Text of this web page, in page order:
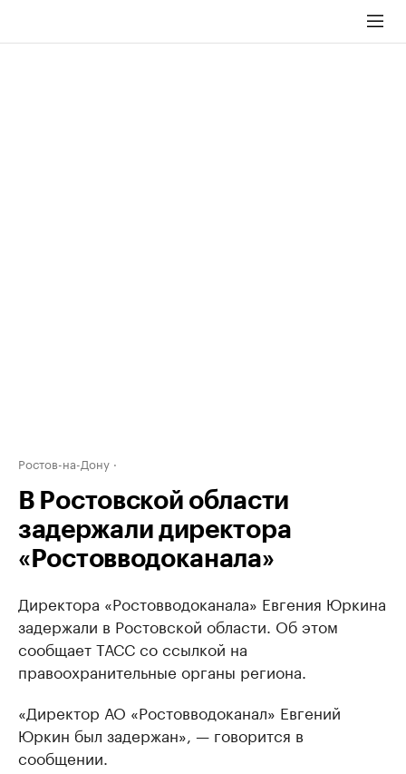
Ростов-на-Дону
В Ростовской области
задержали директора
«Ростовводоканала»
Директора «Ростовводоканала» Евгения Юркина
задержали в Ростовской области. Об этом
сообщает ТАСС со ссылкой на
правоохранительные органы региона.
«Директор АО «Ростовводоканал» Евгений
Юркин был задержан», — говорится в
сообщении.